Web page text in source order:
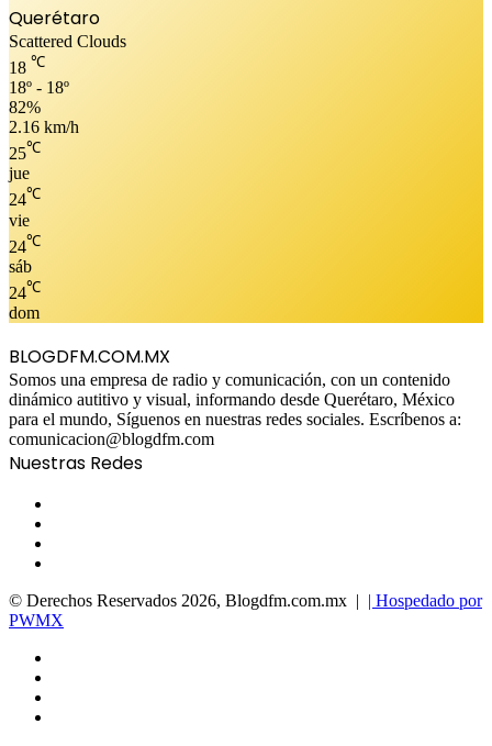
Querétaro
Scattered Clouds
18 ℃
18º - 18º
82%
2.16 km/h
25℃
jue
24℃
vie
24℃
sáb
24℃
dom
BLOGDFM.COM.MX
Somos una empresa de radio y comunicación, con un contenido
dinámico autitivo y visual, informando desde Querétaro, México
para el mundo, Síguenos en nuestras redes sociales. Escríbenos a:
comunicacion@blogdfm.com
Nuestras Redes
© Derechos Reservados 2026, Blogdfm.com.mx | | Hospedado por
PWMX